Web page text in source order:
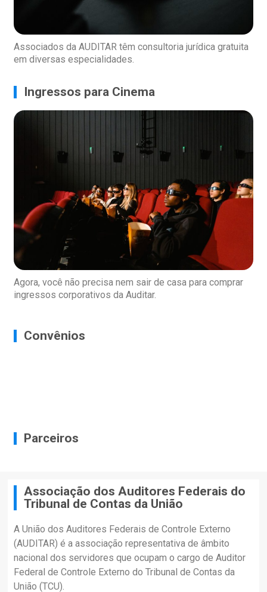
Associados da AUDITAR têm consultoria jurídica gratuita
em diversas especialidades.
Ingressos para Cinema
Agora, você não precisa nem sair de casa para comprar
ingressos corporativos da Auditar.
Convênios
Parceiros
Associação dos Auditores Federais do
Tribunal de Contas da União
A União dos Auditores Federais de Controle Externo
(AUDITAR) é a associação representativa de âmbito
nacional dos servidores que ocupam o cargo de Auditor
Federal de Controle Externo do Tribunal de Contas da
União (TCU).